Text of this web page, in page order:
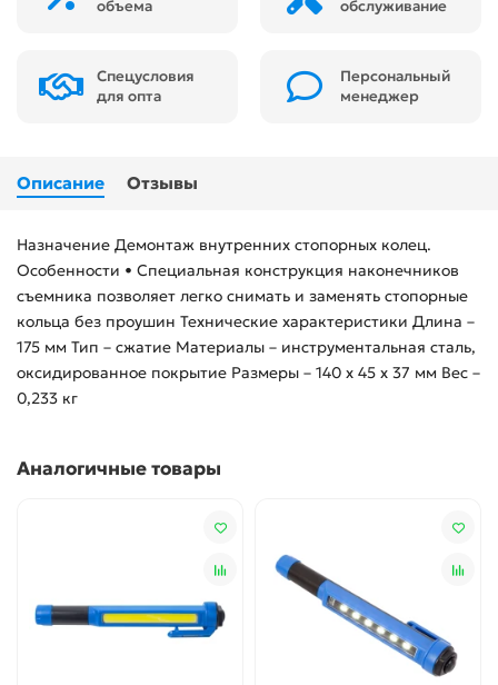
объема
обслуживание
Спецусловия
для опта
Персональный
менеджер
Описание Отзывы
Назначение Демонтаж внутренних стопорных колец.
Особенности • Специальная конструкция наконечников
съемника позволяет легко снимать и заменять стопорные
кольца без проушин Технические характеристики Длина –
175 мм Тип – сжатие Материалы – инструментальная сталь,
оксидированное покрытие Размеры – 140 х 45 х 37 мм Вес –
0,233 кг
Аналогичные товары